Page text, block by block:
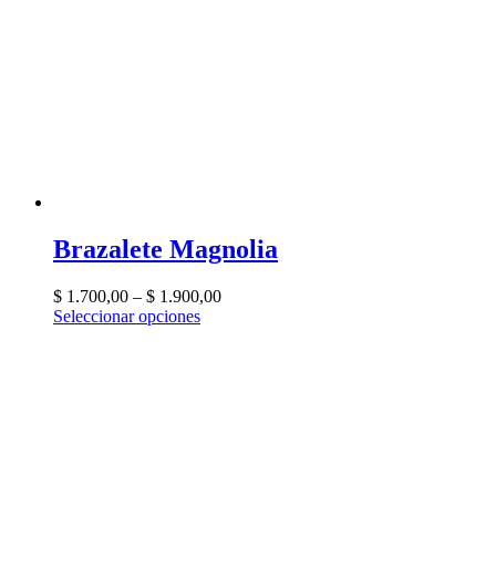
Brazalete Magnolia
$ 1.700,00 – $ 1.900,00
Seleccionar opciones